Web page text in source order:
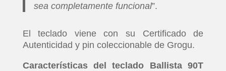
sea completamente funcional”.
El teclado viene con su Certificado de
Autenticidad y pin coleccionable de Grogu.
Características del teclado Ballista 90T